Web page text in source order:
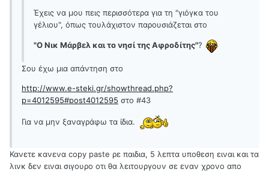
Έχεις να μου πεις περισσότερα για τη "γιόγκα του
γέλιου", όπως τουλάχιστον παρουσιάζεται στο
"Ο Νικ Μάρβελ και το νησί της Αφροδίτης"?
Σου έχω μια απάντηση στο
http://www.e-steki.gr/showthread.php?
p=4012595#post4012595 στο #43
Για να μην ξαναγράφω τα ίδια.
Κανετε κανενα copy paste ρε παιδια, 5 λεπτα υποθεση ειναι και τα
λινκ δεν ειναι σιγουρο οτι θα λειτουργουν σε εναν χρονο απο